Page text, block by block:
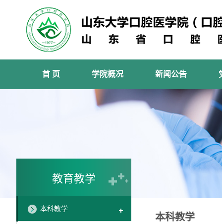
首 页 学院概况 新闻公告
教育教学
本科教学
本科教学